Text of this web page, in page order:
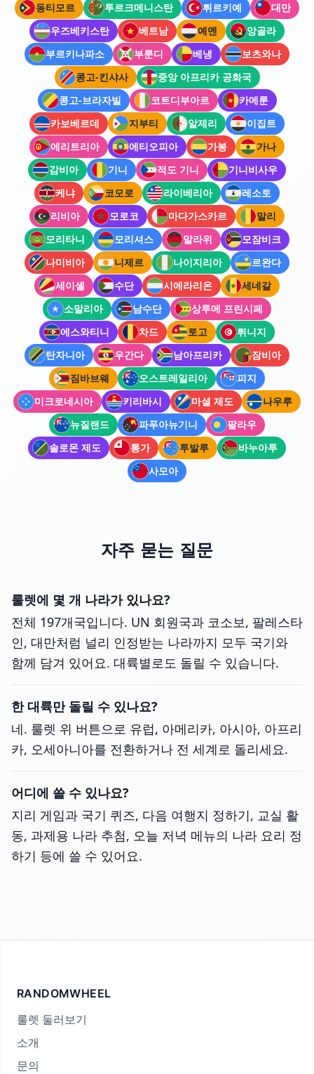
동티모르
투르크메니스탄 튀르키예
대만
우즈베키스탄
베트남 예멘
앙골라
부르키나파소
부룬디 베냉
보츠와나
콩고-킨샤사
중앙 아프리카 공화국
콩고-브라자빌
코트디부아르
카메룬
카보베르데
지부티 알제리
이집트
에리트리아
에티오피아 가봉
가나
감비아
기니 적도 기니
기니비사우
케냐
코모로 라이베리아
레소토
리비아
모로코 마다가스카르
말리
모리타니
모리셔스 말라위
모잠비크
나미비아
니제르 나이지리아
르완다
세이셸
수단 시에라리온
세네갈
소말리아
남수단
상투메 프린시페
에스와티니
차드 토고
튀니지
탄자니아
우간다 남아프리카
잠비아
짐바브웨
오스트레일리아
피지
미크로네시아
키리바시 마셜 제도
나우루
뉴질랜드
파푸아뉴기니
팔라우
솔로몬 제도
통가 투발루
바누아투
사모아
자주 묻는 질문
룰렛에 몇 개 나라가 있나요?
전체 197개국입니다. UN 회원국과 코소보, 팔레스타
인, 대만처럼 널리 인정받는 나라까지 모두 국기와
함께 담겨 있어요. 대륙별로도 돌릴 수 있습니다.
한 대륙만 돌릴 수 있나요?
네. 룰렛 위 버튼으로 유럽, 아메리카, 아시아, 아프리
카, 오세아니아를 전환하거나 전 세계로 돌리세요.
어디에 쓸 수 있나요?
지리 게임과 국기 퀴즈, 다음 여행지 정하기, 교실 활
동, 과제용 나라 추첨, 오늘 저녁 메뉴의 나라 요리 정
하기 등에 쓸 수 있어요.
RANDOMWHEEL
룰렛 둘러보기
소개
문의